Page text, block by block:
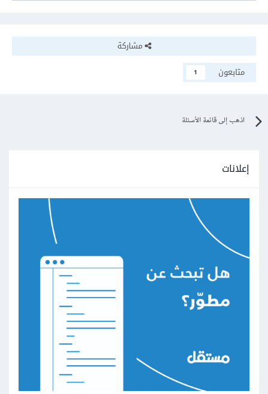
مشاركة
متابعون
1
اذهب إلى قائمة الأسئلة
إعلانات